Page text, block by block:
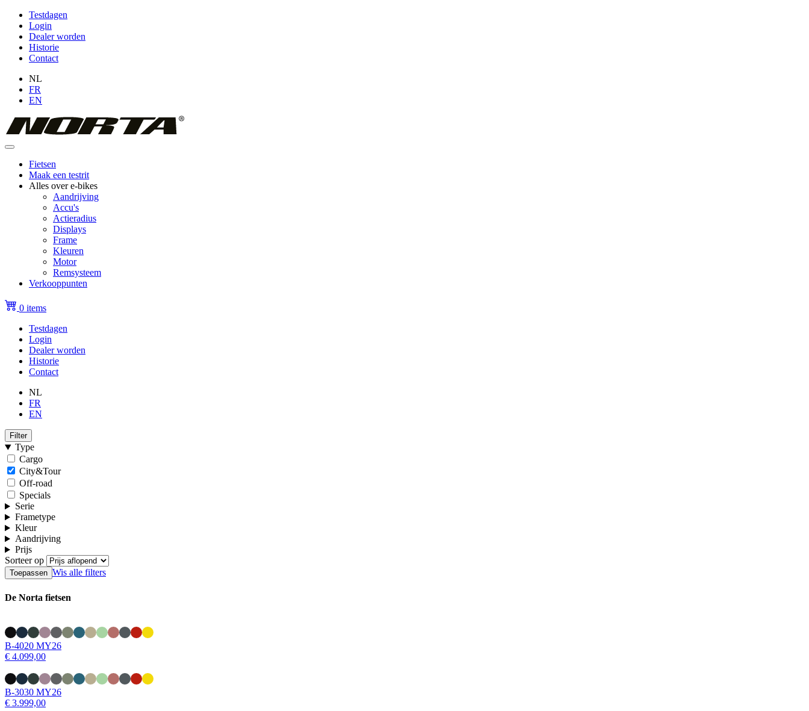
Overslaan
naar
inhoud
Topmenu
(niet
ingelogd)
Testdagen
Login
Dealer worden
Historie
Contact
NL
FR
EN
Hoofdnavigatie
Fietsen
Maak een testrit
Alles over e-bikes
Aandrijving
Accu's
Actieradius
Displays
Frame
Kleuren
Motor
Remsysteem
Verkooppunten
0 items
Topmenu
(niet
ingelogd)
Testdagen
Login
Dealer worden
Historie
Contact
NL
FR
EN
Filter
Type
Cargo
City&Tour
Off-road
Specials
Serie
Frametype
Kleur
Aandrijving
Prijs
Sorteer op
Wis alle filters
De Norta fietsen
B-4020 MY26
€ 4.099,00
B-3030 MY26
€ 3.999,00